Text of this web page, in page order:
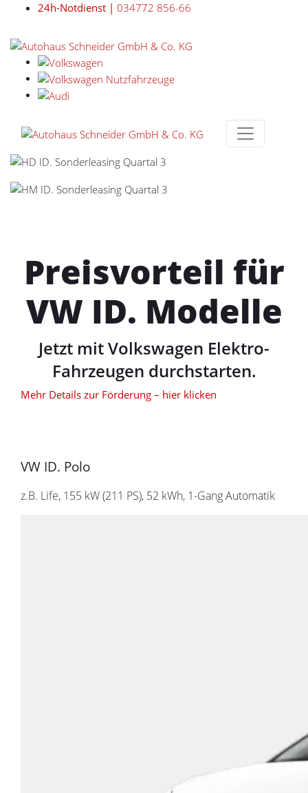
24h-Notdienst | 034772 856-66
Preisvorteil für
VW ID. Modelle
Jetzt mit Volkswagen Elektro-
Fahrzeugen durchstarten.
Mehr Details zur Förderung – hier klicken
VW ID. Polo
z.B. Life, 155 kW (211 PS), 52 kWh, 1-Gang Automatik